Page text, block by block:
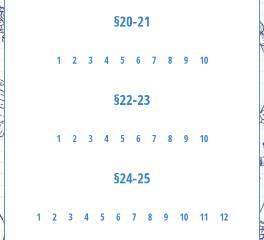
§20-21
1 2 3 4 5 6 7 8 9 10
§22-23
1 2 3 4 5 6 7 8 9 10
§24-25
1 2 3 4 5 6 7 8 9 10 11 12